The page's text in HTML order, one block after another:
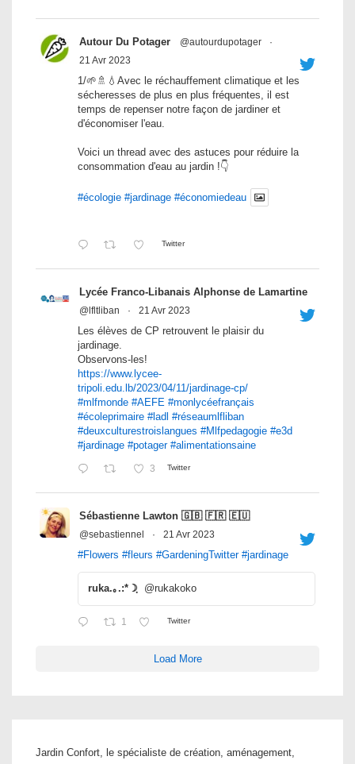
Autour Du Potager @autourdupotager
·
21 Avr 2023
1/🌱🚿💧Avec le réchauffement climatique et les
sécheresses de plus en plus fréquentes, il est
temps de repenser notre façon de jardiner et
d'économiser l'eau.
Voici un thread avec des astuces pour réduire la
consommation d'eau au jardin !👇
#écologie #jardinage #économiedeau
Twitter
Lycée Franco-Libanais Alphonse de Lamartine
@lfltliban · 21 Avr 2023
Les élèves de CP retrouvent le plaisir du
jardinage.
Observons-les!
https://www.lycee-
tripoli.edu.lb/2023/04/11/jardinage-cp/
#mlfmonde #AEFE #monlycéefrançais
#écoleprimaire #ladl #réseaumlfliban
#deuxculturestroislangues #Mlfpedagogie #e3d
#jardinage #potager #alimentationsaine
3 Twitter
Sébastienne Lawton 🇬🇧 🇫🇷 🇪🇺
@sebastiennel · 21 Avr 2023
#Flowers #fleurs #GardeningTwitter #jardinage
ruka.｡.:*☽ฺ @rukakoko
1 Twitter
Load More
Jardin Confort, le spécialiste de création, aménagement,